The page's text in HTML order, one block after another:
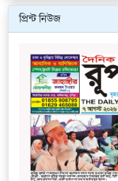
প্রিন্ট নিউজ